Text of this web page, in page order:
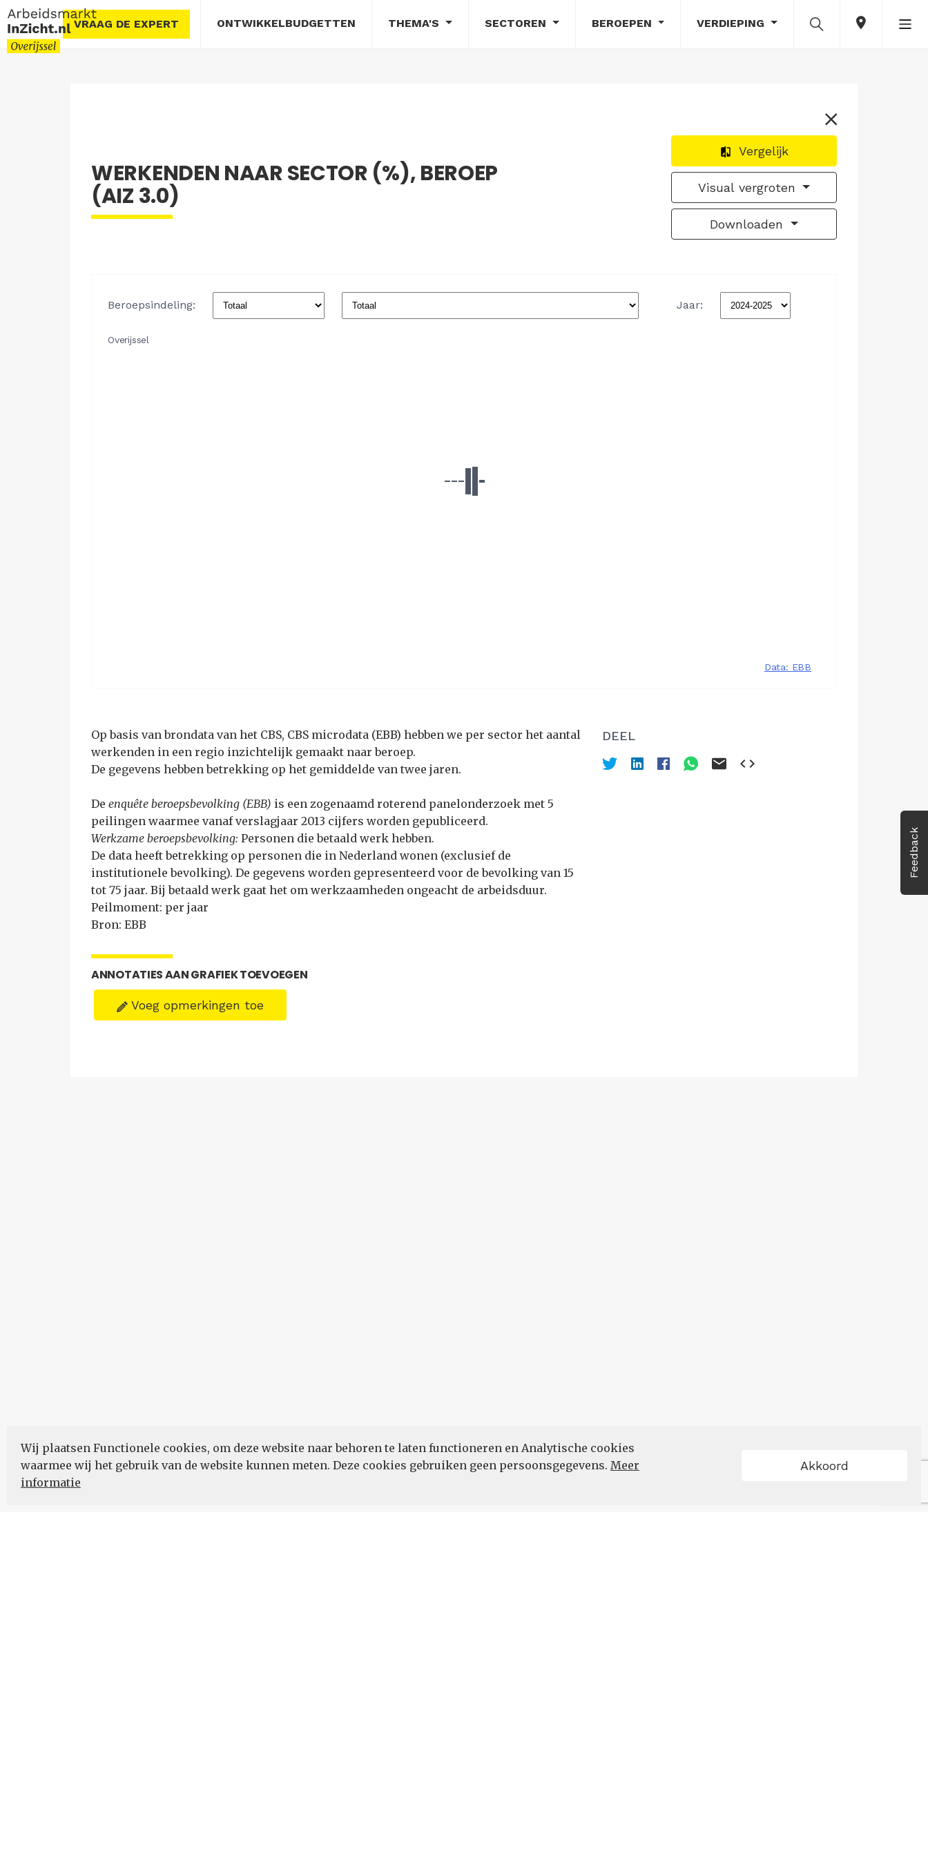
VRAAG DE EXPERT ONTWIKKELBUDGETTEN THEMA'S SECTOREN BEROEPEN VERDIEPING
Feedback
Wij plaatsen Functionele cookies, om deze website naar behoren te laten functioneren en Analytische cookies
waarmee wij het gebruik van de website kunnen meten. Deze cookies gebruiken geen persoonsgegevens. Meer
informatie
Akkoord
Vergelijk
Visual vergroten
Downloaden
WERKENDEN NAAR SECTOR (%), BEROEP
(AIZ 3.0)
Op basis van brondata van het CBS, CBS microdata (EBB) hebben we per sector het aantal
werkenden in een regio inzichtelijk gemaakt naar beroep.
De gegevens hebben betrekking op het gemiddelde van twee jaren.
De enquête beroepsbevolking (EBB) is een zogenaamd roterend panelonderzoek met 5
peilingen waarmee vanaf verslagjaar 2013 cijfers worden gepubliceerd.
Werkzame beroepsbevolking: Personen die betaald werk hebben.
De data heeft betrekking op personen die in Nederland wonen (exclusief de
institutionele bevolking). De gegevens worden gepresenteerd voor de bevolking van 15
tot 75 jaar. Bij betaald werk gaat het om werkzaamheden ongeacht de arbeidsduur.
Peilmoment: per jaar
Bron: EBB
DEEL
ANNOTATIES AAN GRAFIEK TOEVOEGEN
Voeg opmerkingen toe
POWERED BY